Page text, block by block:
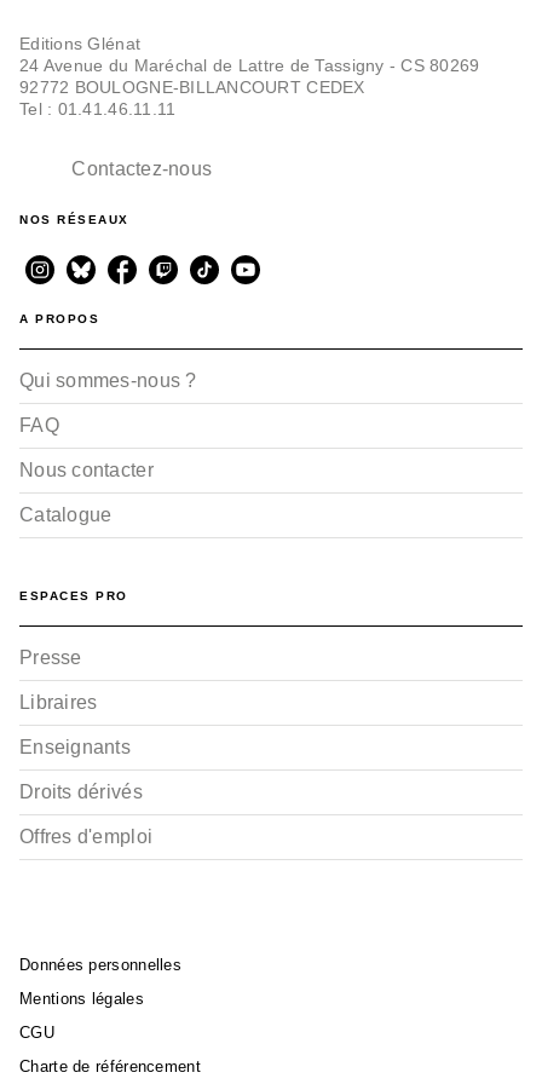
Editions Glénat
24 Avenue du Maréchal de Lattre de Tassigny - CS 80269
92772 BOULOGNE-BILLANCOURT CEDEX
Tel : 01.41.46.11.11
Contactez-nous
NOS RÉSEAUX
A PROPOS
Qui sommes-nous ?
FAQ
Nous contacter
Catalogue
ESPACES PRO
Presse
Libraires
Enseignants
Droits dérivés
Offres d'emploi
Données personnelles
Mentions légales
CGU
Charte de référencement